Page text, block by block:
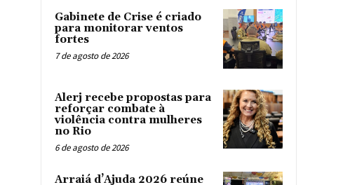
Gabinete de Crise é criado
para monitorar ventos
fortes
7 de agosto de 2026
Alerj recebe propostas para
reforçar combate à
violência contra mulheres
no Rio
6 de agosto de 2026
Arraiá d’Ajuda 2026 reúne